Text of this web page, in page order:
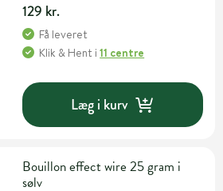
129 kr.
Få leveret
Klik & Hent i11 centre
Læg i kurv
Bouillon effect wire 25 gram i
sølv